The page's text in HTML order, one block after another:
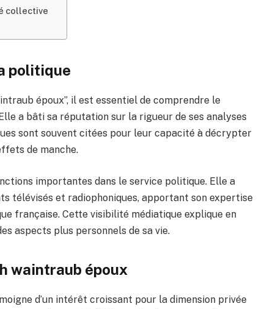
collective
politique
époux”, il est essentiel de comprendre le
a bâti sa réputation sur la rigueur de ses analyses
sont souvent citées pour leur capacité à décrypter
de manche.
importantes dans le service politique. Elle a
télévisés et radiophoniques, apportant son expertise
française. Cette visibilité médiatique explique en
aspects plus personnels de sa vie.
waintraub époux
d’un intérêt croissant pour la dimension privée